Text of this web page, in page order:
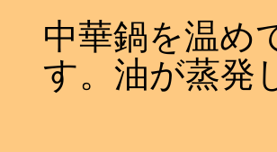
中華鍋を温め
す。油が蒸発